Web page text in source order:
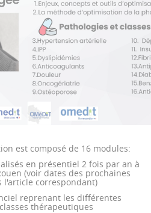
est composé de 16 modules:
en présentiel 2 fois par an à
(voir dates des prochaines
l'article correspondant)
reprenant les différentes
thérapeutiques